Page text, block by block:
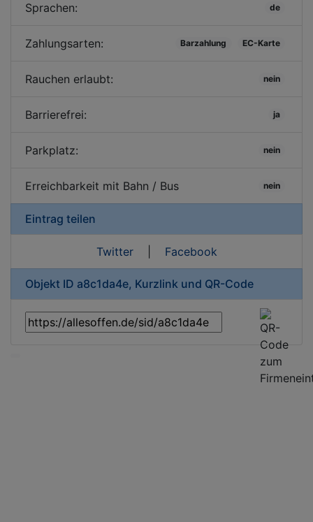
Sprachen: de
Zahlungsarten: Barzahlung EC-Karte
Rauchen erlaubt: nein
Barrierefrei: ja
Parkplatz: nein
Erreichbarkeit mit Bahn / Bus nein
Eintrag teilen
Twitter| Facebook
Objekt ID a8c1da4e, Kurzlink und QR-Code